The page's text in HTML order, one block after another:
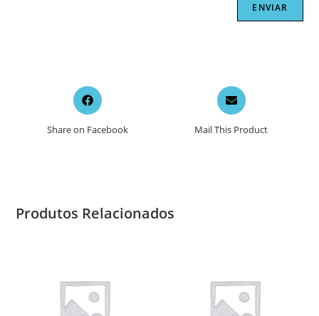
Opens
in
new
Share on Facebook
Opens
in
a
new
Mail This Product
Produtos Relacionados